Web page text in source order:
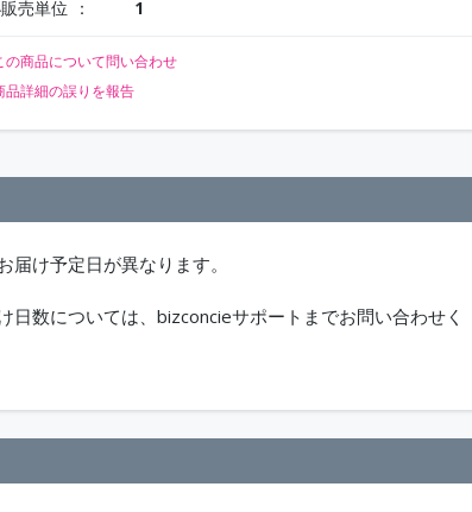
売単位 1
の商品について問い合わせ
品詳細の誤りを報告
け予定日が異なります。
数については、bizconcieサポートまでお問い合わせく